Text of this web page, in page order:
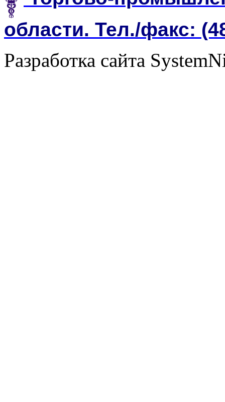
области. Тел./факс:
Разработка сайта